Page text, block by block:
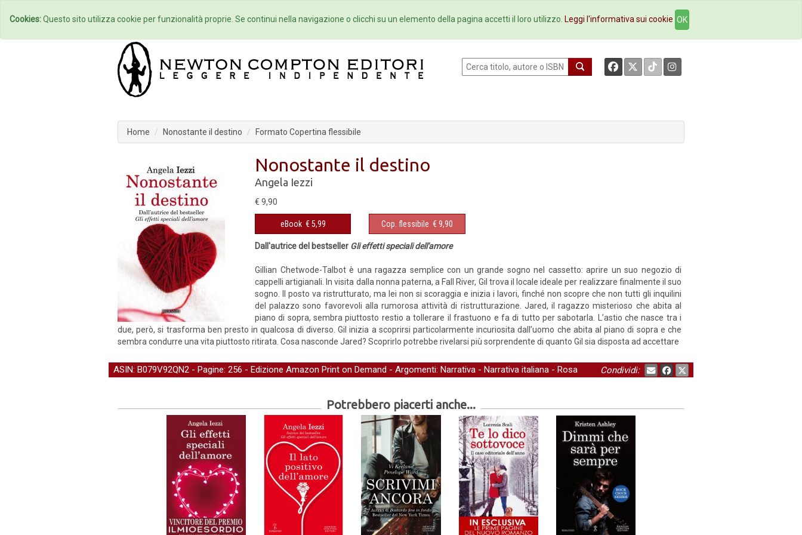
Home Autori Eventi Collane Newsletter Ebookstore Contatti
Home Nonostante il destino Formato Copertina flessibile
Nonostante il destino
Angela Iezzi
€ 9,90
eBook € 5,99 Cop. flessibile € 9,90
Dall'autrice del bestseller Gli effetti speciali dell'amore
Gillian Chetwode-Talbot è una ragazza semplice con un grande sogno nel cassetto: aprire un suo negozio di
cappelli artigianali. In visita dalla nonna paterna, a Fall River, Gil trova il locale ideale per realizzare finalmente il suo
sogno. Il posto va ristrutturato, ma lei non si scoraggia e inizia i lavori, finché non scopre che non tutti gli inquilini
del palazzo sono favorevoli alla rumorosa attività di ristrutturazione. Jared, il ragazzo misterioso che abita al
piano di sopra, sembra piuttosto restio a tollerare il frastuono e fa di tutto per sabotarla. L’astio che nasce tra i
due, però, si trasforma ben presto in qualcosa di diverso. Gil inizia a scoprirsi particolarmente incuriosita dall’uomo che abita al piano di sopra e che
sembra condurre una vita piuttosto ritirata. Cosa nasconde Jared? Scoprirlo potrebbe rivelarsi più sorprendente di quanto Gil sia disposta ad accettare
ASIN: B079V92QN2 - Pagine: 256 - Edizione Amazon Print on Demand - Argomenti: Narrativa - Narrativa italiana - Rosa Condividi:
Potrebbero piacerti anche...
Cookies:Questo sito utilizza cookie per funzionalità proprie. Se continui nella navigazione o clicchi su un elemento della pagina accetti il loro utilizzo. Leggi l'informativa sui cookie OK